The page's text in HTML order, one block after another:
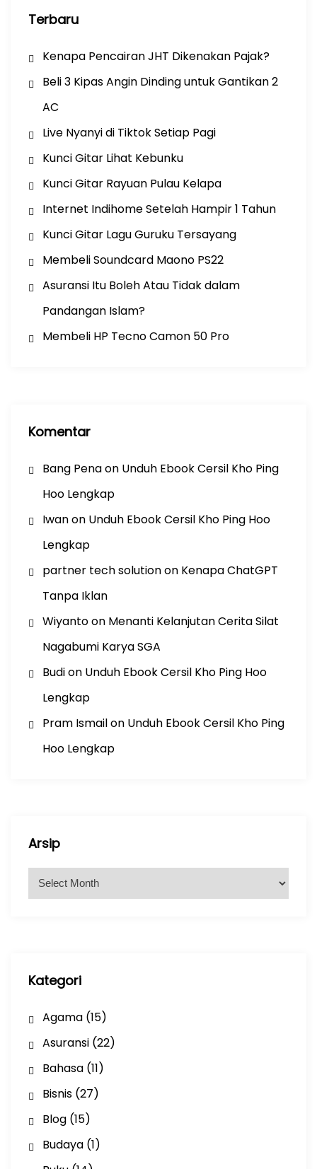
Terbaru
Kenapa Pencairan JHT Dikenakan Pajak?
Beli 3 Kipas Angin Dinding untuk Gantikan 2
AC
Live Nyanyi di Tiktok Setiap Pagi
Kunci Gitar Lihat Kebunku
Kunci Gitar Rayuan Pulau Kelapa
Internet Indihome Setelah Hampir 1 Tahun
Kunci Gitar Lagu Guruku Tersayang
Membeli Soundcard Maono PS22
Asuransi Itu Boleh Atau Tidak dalam
Pandangan Islam?
Membeli HP Tecno Camon 50 Pro
Komentar
Bang Penaon Unduh Ebook Cersil Kho Ping
Hoo Lengkap
Iwanon Unduh Ebook Cersil Kho Ping Hoo
Lengkap
partner tech solutionon Kenapa ChatGPT
Tanpa Iklan
Wiyantoon Menanti Kelanjutan Cerita Silat
Nagabumi Karya SGA
Budion Unduh Ebook Cersil Kho Ping Hoo
Lengkap
Pram Ismailon Unduh Ebook Cersil Kho Ping
Hoo Lengkap
Arsip
Kategori
Agama(15)
Asuransi(22)
Bahasa(11)
Bisnis(27)
Blog(15)
Budaya(1)